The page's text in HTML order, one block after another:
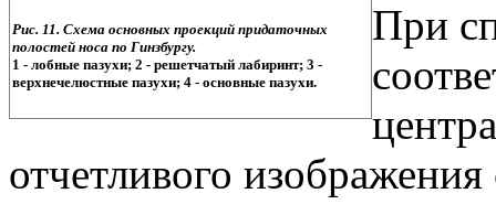
Рис. 11. Схема основных проекций придаточных
полостей носа по Гинзбургу.
1 - лобные пазухи; 2 - решетчатый лабиринт; 3 -
верхнечелюстные пазухи; 4 - основные пазухи.
При
отчетливого